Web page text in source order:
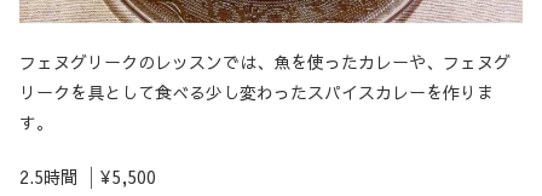
フェヌグリークのレッスンでは、魚を使ったカレーや、フェヌグ
リークを具として食べる少し変わったスパイスカレーを作りま
す。
2.5時間 │¥5,500